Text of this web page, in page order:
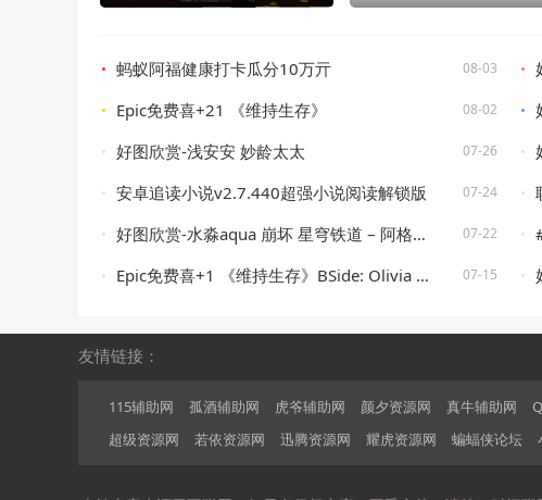
蚂蚁阿福健康打卡瓜分10万亓 08-03
Epic免费喜+21 《维持生存》 08-02
好图欣赏-浅安安 妙龄太太 07-26
安卓追读小说v2.7.440超强小说阅读解锁版 07-24
好图欣赏-水淼aqua 崩坏 星穹铁道 – 阿格莱雅 07-22
Epic免费喜+1 《维持生存》BSide: Olivia Lin 07-15
友情链接：
115辅助网 孤酒辅助网 虎爷辅助网 颜夕资源网 真牛辅助网
超级资源网
若依资源网 迅腾资源网 耀虎资源网 蝙蝠侠论坛